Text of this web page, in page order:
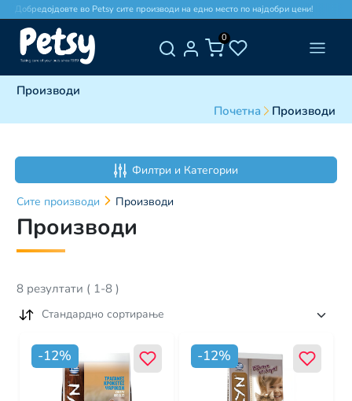
Добредојдовте во Petsy сите производи на едно место по најдобри цени!
0
Производи
Почетна
Производи
Филтри и Категории
Сите производи Производи
Производи
8 резултати ( 1-8 )
Стандардно сортирање
-12% -12%